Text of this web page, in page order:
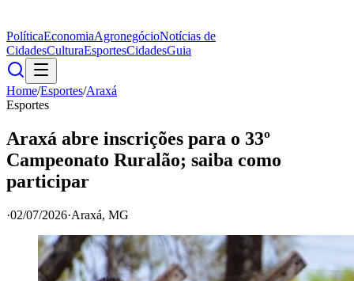
PolíticaEconomiaAgronegócioNotícias de
CidadesCulturaEsportesCidadesGuia
Home/Esportes/Araxá
Esportes
Araxá abre inscrições para o 33º
Campeonato Ruralão; saiba como
participar
·02/07/2026·Araxá, MG